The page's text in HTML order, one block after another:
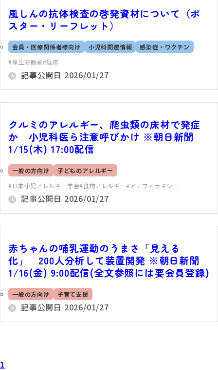
風しんの抗体検査の啓発資材について（ポ
スター・リーフレット）
会員・医療関係者様向け 小児科関連情報
感染症・ワクチン
厚生労働省 風疹
記事公開日 2026/01/27
クルミのアレルギー、爬虫類の床材で発症
か 小児科医ら注意呼びかけ ※朝日新聞
1/15(木) 17:00配信
一般の方向け
子どものアレルギー
日本小児アレルギー学会 食物アレルギー アナフィラキシー
記事公開日 2026/01/27
赤ちゃんの哺乳運動のうまさ「見える
化」 200人分析して装置開発 ※朝日新聞
1/16(金) 9:00配信(全文参照には要会員登録)
一般の方向け 子育て支援
記事公開日 2026/01/27
1